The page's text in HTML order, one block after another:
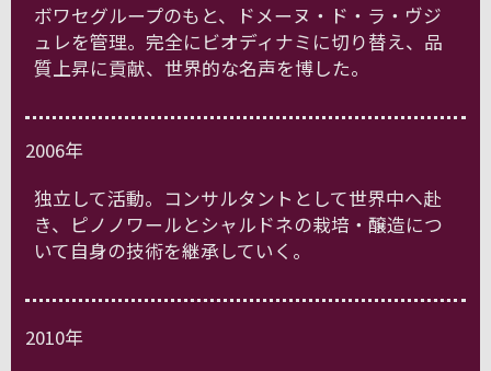
ボワセグループのもと、ドメーヌ・ド・ラ・ヴジ
ュレを管理。完全にビオディナミに切り替え、品
質上昇に貢献、世界的な名声を博した。
2006年
独立して活動。コンサルタントとして世界中へ赴
き、ピノノワールとシャルドネの栽培・醸造につ
いて自身の技術を継承していく。
2010年